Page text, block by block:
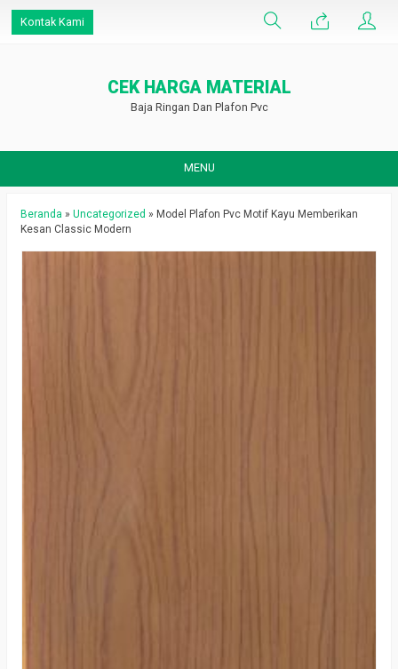
Kontak Kami
CEK HARGA MATERIAL
Baja Ringan Dan Plafon Pvc
MENU
Beranda » Uncategorized » Model Plafon Pvc Motif Kayu Memberikan
Kesan Classic Modern